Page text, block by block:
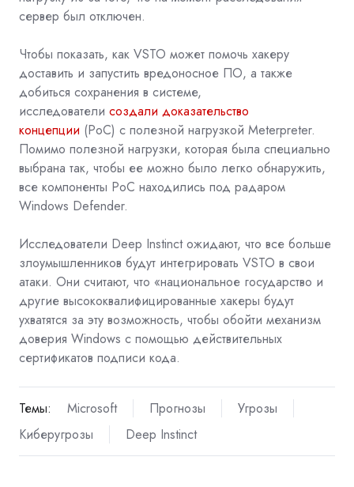
сервер был отключен.
Чтобы показать, как VSTO может помочь хакеру
доставить и запустить вредоносное ПО, а также
добиться сохранения в системе,
исследователи создали доказательство
концепции (PoC) с полезной нагрузкой Meterpreter.
Помимо полезной нагрузки, которая была специально
выбрана так, чтобы ее можно было легко обнаружить,
все компоненты PoC находились под радаром
Windows Defender.
Исследователи Deep Instinct ожидают, что все больше
злоумышленников будут интегрировать VSTO в свои
атаки. Они считают, что «национальное государство и
другие высококвалифицированные хакеры будут
ухватятся за эту возможность, чтобы обойти механизм
доверия Windows с помощью действительных
сертификатов подписи кода.
Темы: Microsoft Прогнозы
Угрозы
Киберугрозы
Deep Instinct